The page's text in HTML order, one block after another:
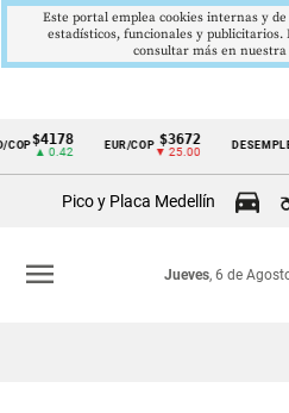
Cintillo
Colombia
$4178
▲ 0.42
EUR/COP $3672
▼ 25.00
DESEMPLEO
Pico y Placa Medellín
Jueves, 6 de
menu
Este portal emplea cookies internas y
estadísticos, funcionales y publicitarios.
consultar más en nuestra